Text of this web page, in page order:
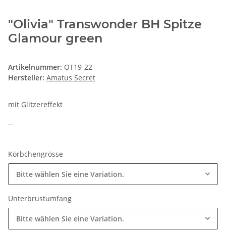
"Olivia" Transwonder BH Spitze
Glamour green
Artikelnummer: OT19-22
Hersteller: Amatus Secret
mit Glitzereffekt
--
Körbchengrösse
Bitte wählen Sie eine Variation.
Unterbrustumfang
Bitte wählen Sie eine Variation.